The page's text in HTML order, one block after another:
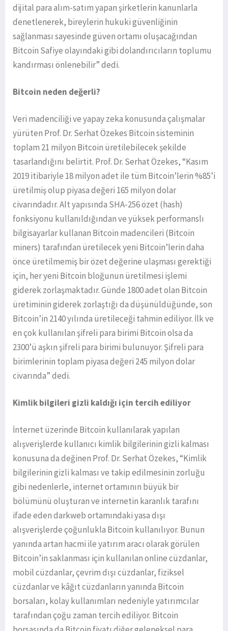
dijital para alım-satım yapan şirketlerin kanunlarla
denetlenerek, bireylerin hukuki güvenliğinin
sağlanması sayesinde güven ortamı oluşacağından
Bitcoin Safiye olayındaki gibi dolandırıcıların toplumu
kandırması önlenebilir” dedi.
Bitcoin neden değerli?
Veri madenciliği ve yapay zeka konusunda çalışmalar
yürüten Prof. Dr. Serhat Özekes Bitcoin sisteminin
toplam 21 milyon Bitcoin üretilebilecek şekilde
tasarlandığını belirtit. Prof. Dr. Serhat Özekes, “Kasım
2019 itibariyle 18 milyon adet ile tüm Bitcoin’lerin %85’i
üretilmiş olup piyasa değeri 165 milyon dolar
civarındadır. Alt yapısında SHA-256 özet (hash)
fonksiyonu kullanıldığından ve yüksek performanslı
bilgisayarlar kullanan Bitcoin madencileri (Bitcoin
miners) tarafından üretilecek yeni Bitcoin’lerin daha
önce üretilmemiş bir özet değerine ulaşması gerektiği
için, her yeni Bitcoin bloğunun üretilmesi işlemi
giderek zorlaşmaktadır. Günde 1800 adet olan Bitcoin
üretiminin giderek zorlaştığı da düşünüldüğünde, son
Bitcoin’in 2140 yılında üretileceği tahmin ediliyor. İlk ve
en çok kullanılan şifreli para birimi Bitcoin olsa da
2300’ü aşkın şifreli para birimi bulunuyor. Şifreli para
birimlerinin toplam piyasa değeri 245 milyon dolar
civarında” dedi.
Kimlik bilgileri gizli kaldığı için tercih ediliyor
İnternet üzerinde Bitcoin kullanılarak yapılan
alışverişlerde kullanıcı kimlik bilgilerinin gizli kalması
konusuna da değinen Prof. Dr. Serhat Özekes, “Kimlik
bilgilerinin gizli kalması ve takip edilmesinin zorluğu
gibi nedenlerle, internet ortamının büyük bir
bölümünü oluşturan ve internetin karanlık tarafını
ifade eden darkweb ortamındaki yasa dışı
alışverişlerde çoğunlukla Bitcoin kullanılıyor. Bunun
yanında artan hacmi ile yatırım aracı olarak görülen
Bitcoin’in saklanması için kullanılan online cüzdanlar,
mobil cüzdanlar, çevrim dışı cüzdanlar, fiziksel
cüzdanlar ve kâğıt cüzdanların yanında Bitcoin
borsaları, kolay kullanımları nedeniyle yatırımcılar
tarafından çoğu zaman tercih ediliyor. Bitcoin